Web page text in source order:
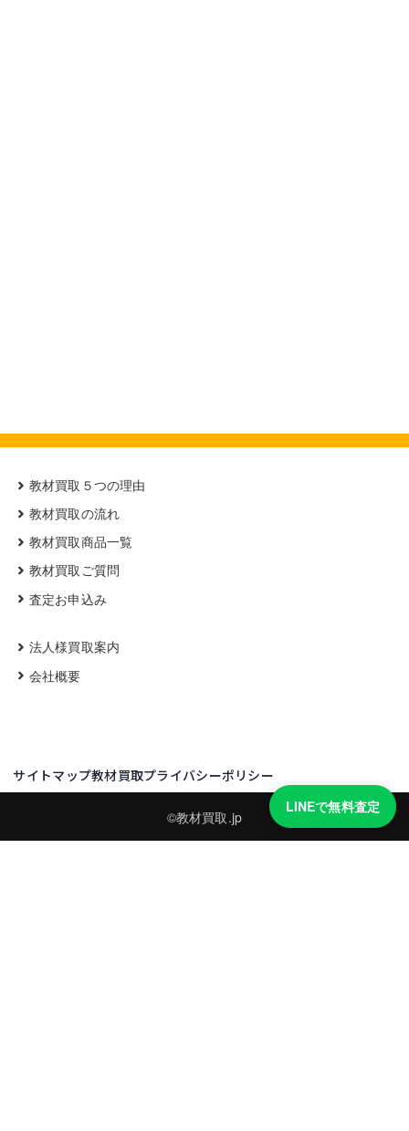
教材買取５つの理由
教材買取の流れ
教材買取商品一覧
教材買取ご質問
査定お申込み
法人様買取案内
会社概要
サイトマップ教材買取プライバシーポリシー
©教材買取.jp
LINEで無料査定